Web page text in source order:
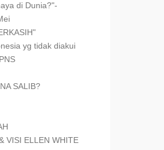
di Dunia?"-
yg tidak diakui
SALIB?
VISI ELLEN WHITE